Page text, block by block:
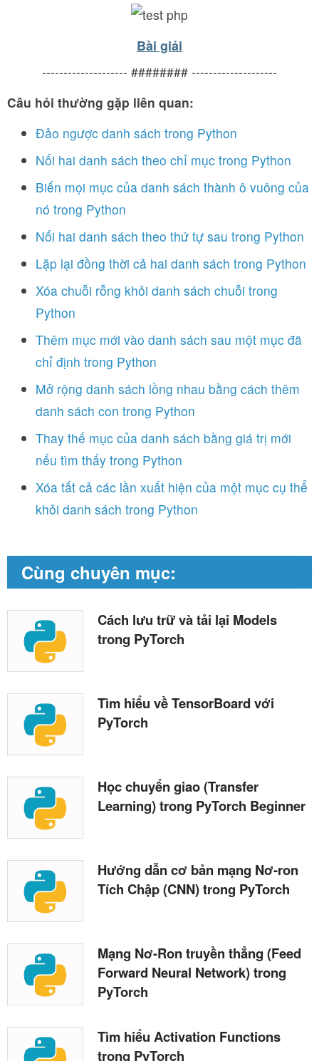
Bài giải
-------------------- ######## --------------------
Câu hỏi thường gặp liên quan:
Đảo ngược danh sách trong Python
Nối hai danh sách theo chỉ mục trong Python
Biến mọi mục của danh sách thành ô vuông của
nó trong Python
Nối hai danh sách theo thứ tự sau trong Python
Lặp lại đồng thời cả hai danh sách trong Python
Xóa chuỗi rỗng khỏi danh sách chuỗi trong
Python
Thêm mục mới vào danh sách sau một mục đã
chỉ định trong Python
Mở rộng danh sách lồng nhau bằng cách thêm
danh sách con trong Python
Thay thế mục của danh sách bằng giá trị mới
nếu tìm thấy trong Python
Xóa tất cả các lần xuất hiện của một mục cụ thể
khỏi danh sách trong Python
Cùng chuyên mục:
Cách lưu trữ và tải lại Models
trong PyTorch
Tìm hiểu về TensorBoard với
PyTorch
Học chuyển giao (Transfer
Learning) trong PyTorch Beginner
Hướng dẫn cơ bản mạng Nơ-ron
Tích Chập (CNN) trong PyTorch
Mạng Nơ-Ron truyền thẳng (Feed
Forward Neural Network) trong
PyTorch
Tìm hiểu Activation Functions
trong PyTorch